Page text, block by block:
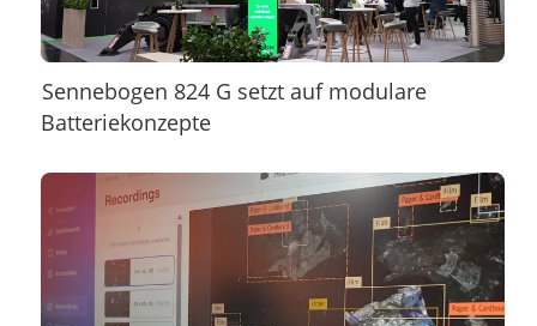
Sennebogen 824 G setzt auf modulare
Batteriekonzepte